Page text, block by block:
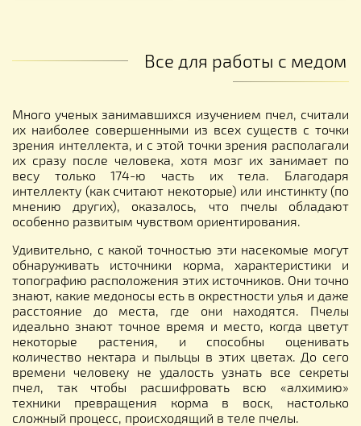
Все для работы с медом
Много ученых занимавшихся изучением пчел, считали
их наиболее совершенными из всех существ с точки
зрения интеллекта, и с этой точки зрения располагали
их сразу после человека, хотя мозг их занимает по
весу только 174-ю часть их тела. Благодаря
интеллекту (как считают некоторые) или инстинкту (по
мнению других), оказалось, что пчелы обладают
особенно развитым чувством ориентирования.
Удивительно, с какой точностью эти насекомые могут
обнаруживать источники корма, характеристики и
топографию расположения этих источников. Они точно
знают, какие медоносы есть в окрестности улья и даже
расстояние до места, где они находятся. Пчелы
идеально знают точное время и место, когда цветут
некоторые растения, и способны оценивать
количество нектара и пыльцы в этих цветах. До сего
времени человеку не удалость узнать все секреты
пчел, так чтобы расшифровать всю «алхимию»
техники превращения корма в воск, настолько
сложный процесс, происходящий в теле пчелы.